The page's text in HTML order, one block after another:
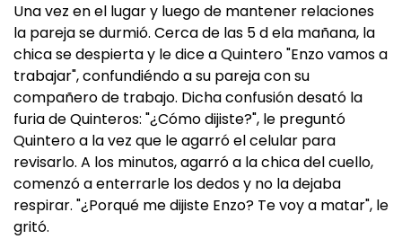
Una vez en el lugar y luego de mantener relaciones
la pareja se durmió. Cerca de las 5 d ela mañana, la
chica se despierta y le dice a Quintero "Enzo vamos a
trabajar", confundiéndo a su pareja con su
compañero de trabajo. Dicha confusión desató la
furia de Quinteros: "¿Cómo dijiste?", le preguntó
Quintero a la vez que le agarró el celular para
revisarlo. A los minutos, agarró a la chica del cuello,
comenzó a enterrarle los dedos y no la dejaba
respirar. "¿Porqué me dijiste Enzo? Te voy a matar", le
gritó.